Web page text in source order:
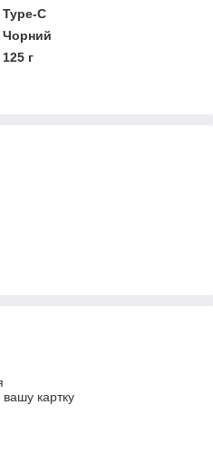
Type-C
Чорний
125 г
картку